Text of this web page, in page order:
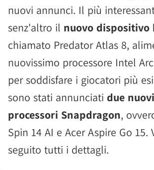
nuovi annunci. Il più
senz'altro il nuovo dispositivo
chiamato Predator Atlas 8,
nuovissimo processore Intel
per soddisfare i giocatori più
sono stati annunciati due
processori Snapdragon,
Spin 14 AI e Acer Aspire Go 15.
seguito tutti i dettagli.